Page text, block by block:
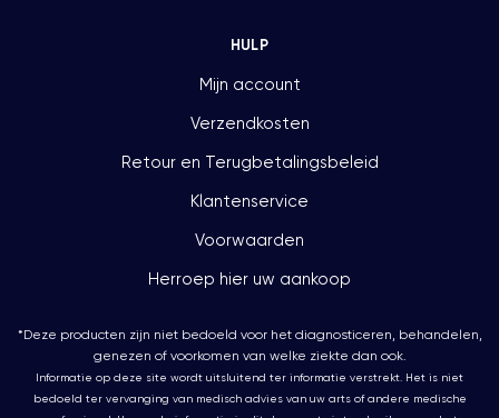
HULP
Mijn account
Verzendkosten
Retour en Terugbetalingsbeleid
Klantenservice
Voorwaarden
Herroep hier uw aankoop
*Deze producten zijn niet bedoeld voor het diagnosticeren, behandelen,
genezen of voorkomen van welke ziekte dan ook.
Informatie op deze site wordt uitsluitend ter informatie verstrekt. Het is niet
bedoeld ter vervanging van medisch advies van uw arts of andere medische